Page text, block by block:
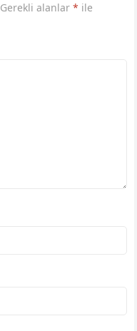
Gerekli alanlar* ile